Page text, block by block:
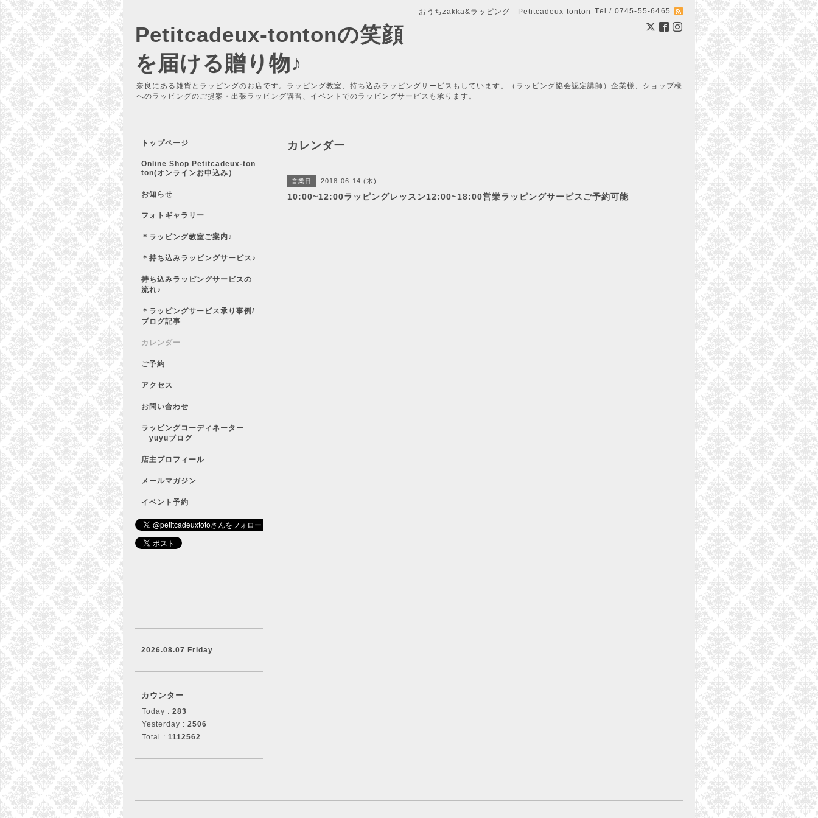
おうちzakka&ラッピング Petitcadeux-tonton Tel / 0745-55-6465
Petitcadeux-tontonの笑顔
を届ける贈り物♪
奈良にある雑貨とラッピングのお店です。ラッピング教室、持ち込みラッピングサービスもしています。（ラッピング協会認定講師）企業様、ショップ様
へのラッピングのご提案・出張ラッピング講習、イベントでのラッピングサービスも承ります。
カレンダー
営業日 2018-06-14 (木)
10:00~12:00ラッピングレッスン12:00~18:00営業ラッピングサービスご予約可能
トップページ
Online Shop Petitcadeux-ton
ton(オンラインお申込み）
お知らせ
フォトギャラリー
＊ラッピング教室ご案内♪
＊持ち込みラッピングサービス♪
持ち込みラッピングサービスの
流れ♪
＊ラッピングサービス承り事例/
ブログ記事
カレンダー
ご予約
アクセス
お問い合わせ
ラッピングコーディネーター
yuyuブログ
店主プロフィール
メールマガジン
イベント予約
2026.08.07 Friday
カウンター
Today : 283
Yesterday : 2506
Total : 1112562